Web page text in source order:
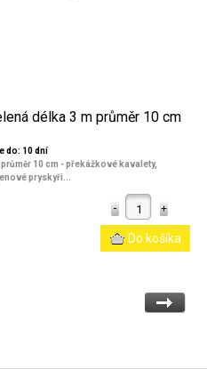
délka 3 m průměr 10 cm
do: 10 dní
10 cm - překážkové kavalety,
pryskyři...